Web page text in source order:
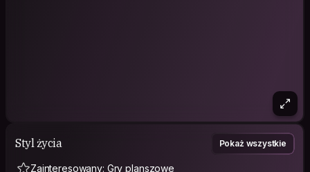
Styl życia Pokaż wszystkie
Zainteresowany: Gry planszowe